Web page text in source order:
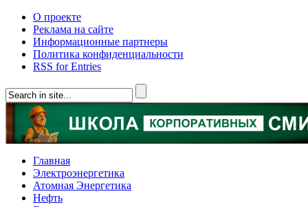
О проекте
Реклама на сайте
Информационные партнеры
Политика конфиденциальности
RSS for Entries
Главная
Электроэнергетика
Атомная Энергетика
Нефть